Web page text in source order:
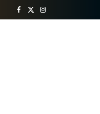
Facebook
X
Instagram